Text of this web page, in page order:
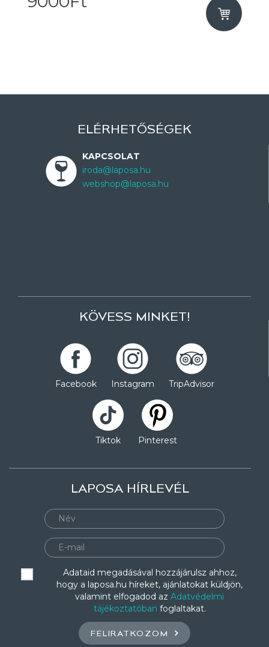
ELÉRHETŐSÉGEK
KAPCSOLAT
iroda@laposa.hu
webshop@laposa.hu
KÖVESS MINKET!
Facebook Instagram TripAdvisor
Tiktok Pinterest
LAPOSA HÍRLEVÉL
Adataid megadásával hozzájárulsz ahhoz,
hogy a laposa.hu híreket, ajánlatokat küldjön,
valamint elfogadod az Adatvédelmi
tájékoztatóban foglaltakat.
FELIRATKOZOM